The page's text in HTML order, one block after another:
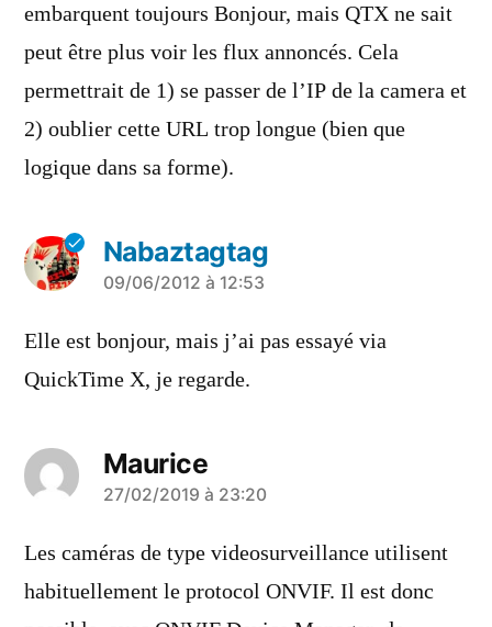
embarquent toujours Bonjour, mais QTX ne sait
peut être plus voir les flux annoncés. Cela
permettrait de 1) se passer de l’IP de la camera et
2) oublier cette URL trop longue (bien que
logique dans sa forme).
Nabaztagtag
a
dit :
09/06/2012 à 12:53
Elle est bonjour, mais j’ai pas essayé via
QuickTime X, je regarde.
Maurice
a
dit :
27/02/2019 à 23:20
Les caméras de type videosurveillance utilisent
habituellement le protocol ONVIF. Il est donc